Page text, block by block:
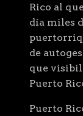
Rico al
día miles
de
que
Puerto
Puerto